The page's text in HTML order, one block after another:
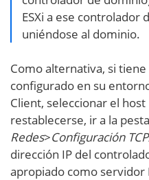
ESXi a ese
uniéndose al dominio.
Como alternativa, si
configurado en su
Client, seleccionar el
restablecerse, ir a la
Redes>Configuración
dirección IP del
apropiado como servidor